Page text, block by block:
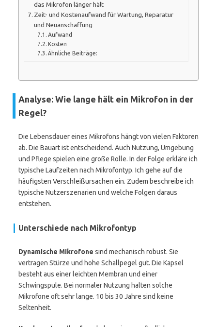
das Mikrofon länger hält
Zeit- und Kostenaufwand für Wartung, Reparatur
und Neuanschaffung
Aufwand
Kosten
Ähnliche Beiträge:
Analyse: Wie lange hält ein Mikrofon in der
Regel?
Die Lebensdauer eines Mikrofons hängt von vielen Faktoren
ab. Die Bauart ist entscheidend. Auch Nutzung, Umgebung
und Pflege spielen eine große Rolle. In der Folge erkläre ich
typische Laufzeiten nach Mikrofontyp. Ich gehe auf die
häufigsten Verschleißursachen ein. Zudem beschreibe ich
typische Nutzerszenarien und welche Folgen daraus
entstehen.
Unterschiede nach Mikrofontyp
Dynamische Mikrofone sind mechanisch robust. Sie
vertragen Stürze und hohe Schallpegel gut. Die Kapsel
besteht aus einer leichten Membran und einer
Schwingspule. Bei normaler Nutzung halten solche
Mikrofone oft sehr lange. 10 bis 30 Jahre sind keine
Seltenheit.